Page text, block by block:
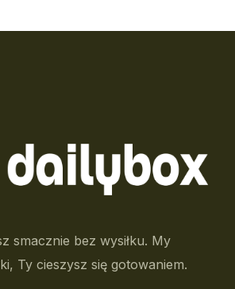
smacznie bez wysiłku. My
Ty cieszysz się gotowaniem.